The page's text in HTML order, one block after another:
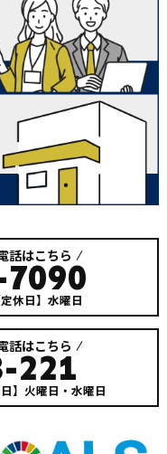
話はこちら
定休日】水曜日
話はこちら
221
日】火曜日・水曜日